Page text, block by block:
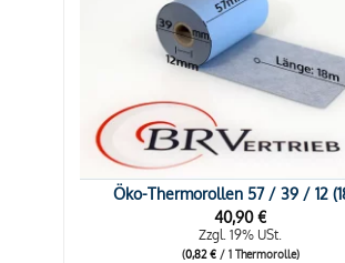
Öko-Thermorollen 57 / 39 / 12
40,90€
Zzgl. 19% USt.
(0,82€/ 1 Thermorolle)